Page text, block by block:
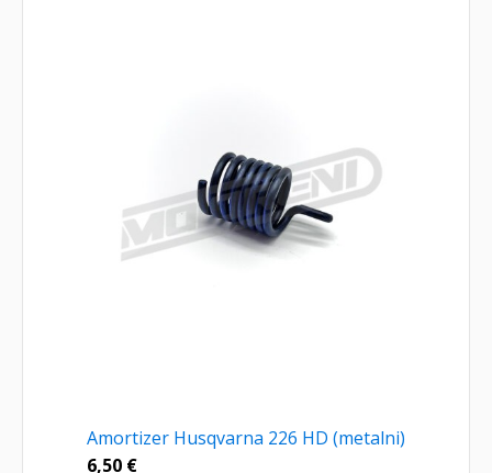
Amortizer Husqvarna 226 HD (metalni)
6,50 €